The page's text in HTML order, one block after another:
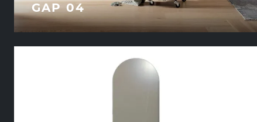
GAP 04